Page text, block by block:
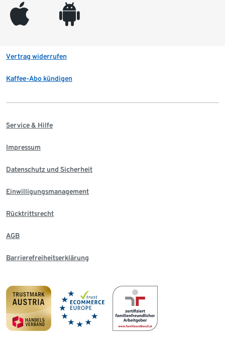
appleinc android
Vertrag widerrufen
Kaffee-Abo kündigen
Service & Hilfe
Impressum
Datenschutz und Sicherheit
Einwilligungsmanagement
Rücktrittsrecht
AGB
Barrierefreiheitserklärung